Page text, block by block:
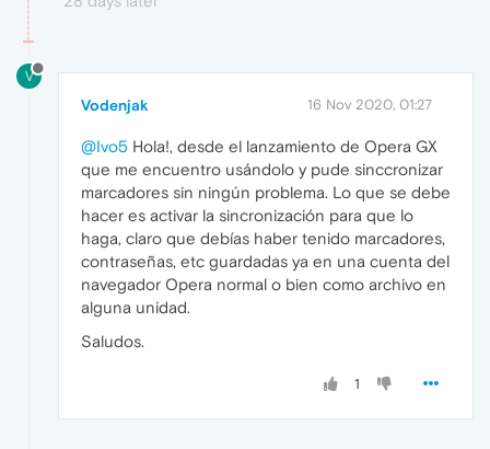
V
Vodenjak 16 Nov 2020, 01:27
@Ivo5 Hola!, desde el lanzamiento de Opera GX
que me encuentro usándolo y pude sinccronizar
marcadores sin ningún problema. Lo que se debe
hacer es activar la sincronización para que lo
haga, claro que debías haber tenido marcadores,
contraseñas, etc guardadas ya en una cuenta del
navegador Opera normal o bien como archivo en
alguna unidad.
Saludos.
1